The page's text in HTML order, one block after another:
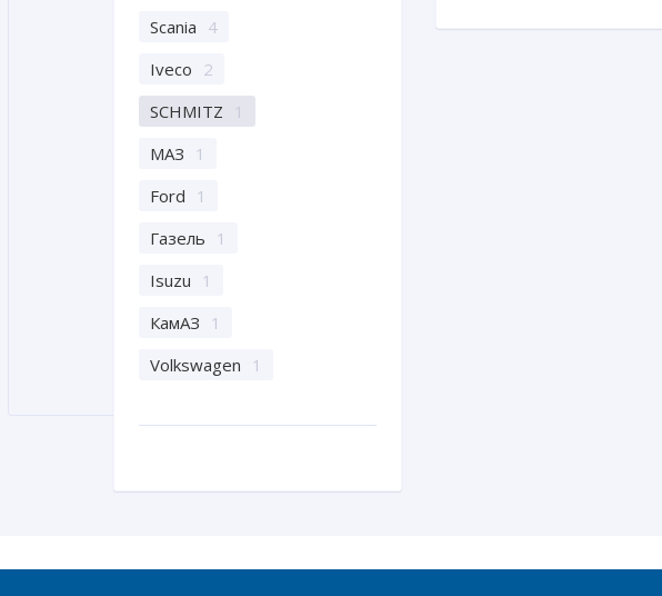
Scania 4
Iveco 2
SCHMITZ
1
МАЗ
1
Ford
1
Газель
1
Isuzu
1
КамАЗ
1
Volkswagen
1